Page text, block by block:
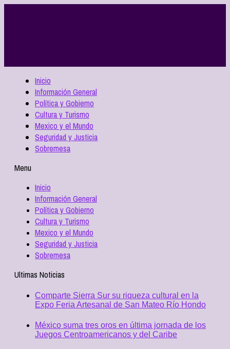
Inicio
Información General
Política y Gobierno
Cultura y Turismo
Mexico y el Mundo
Seguridad y Justicia
Sobremesa
Menu
Inicio
Información General
Política y Gobierno
Cultura y Turismo
Mexico y el Mundo
Seguridad y Justicia
Sobremesa
Ultimas Noticias
Comparte Sierra Sur su riqueza cultural en la
Expo Feria Artesanal de San Mateo Río Hondo
México suma tres oros en última jornada de los
Juegos Centroamericanos y del Caribe